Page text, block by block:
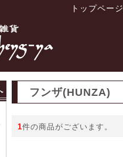
トップページ
フンザ(HUNZA)
1件の商品がございます。